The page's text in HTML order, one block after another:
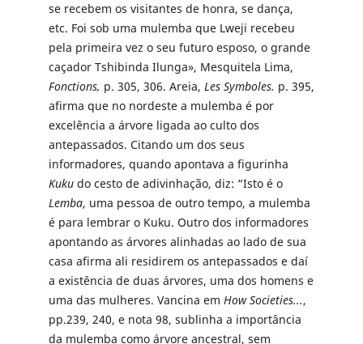
se recebem os visitantes de honra, se dança,
etc. Foi sob uma mulemba que Lweji recebeu
pela primeira vez o seu futuro esposo, o grande
caçador Tshibinda Ilunga», Mesquitela Lima,
Fonctions, p. 305, 306. Areia, Les Symboles. p. 395,
afirma que no nordeste a mulemba é por
excelência a árvore ligada ao culto dos
antepassados. Citando um dos seus
informadores, quando apontava a figurinha
Kukudo cesto de adivinhação, diz: “Isto é o
Lemba, uma pessoa de outro tempo, a mulemba
é para lembrar o Kuku. Outro dos informadores
apontando as árvores alinhadas ao lado de sua
casa afirma ali residirem os antepassados e daí
a existência de duas árvores, uma dos homens e
uma das mulheres. Vancina em How Societies...,
pp.239, 240, e nota 98, sublinha a importância
da mulemba como árvore ancestral, sem